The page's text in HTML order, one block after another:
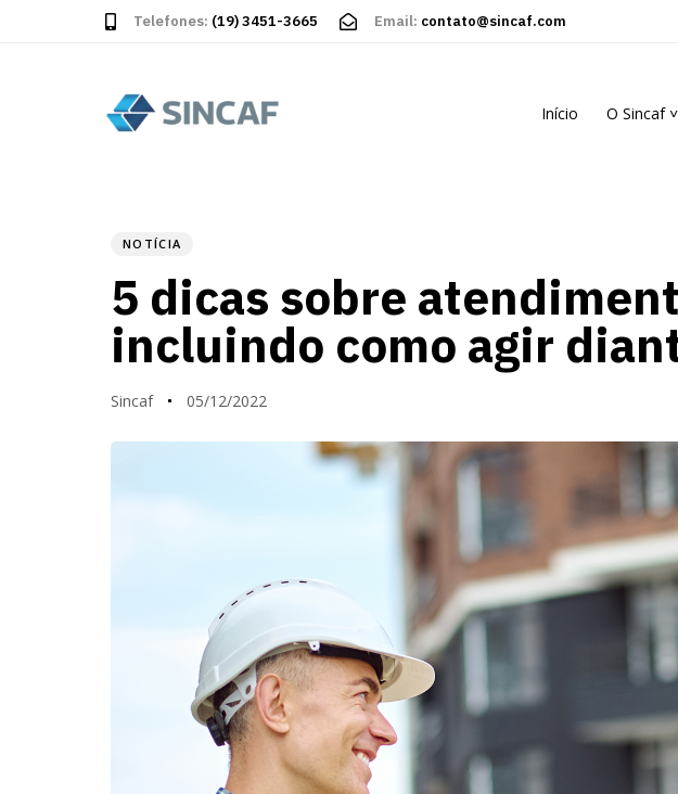
Telefones: (19) 3451-3665 Email: contato@sincaf.com
Início O Sincaf ˅
NOTÍCIA
5 dicas sobre
incluindo como agir
Sincaf 05/12/2022